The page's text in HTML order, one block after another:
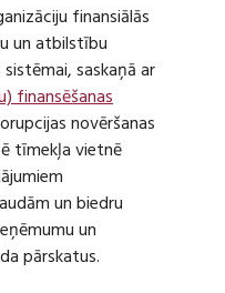
finansiālās
un atbilstību
saskaņā ar
finansēšanas
novēršanas
tīmekļa vietnē
un biedru
un
pārskatus.